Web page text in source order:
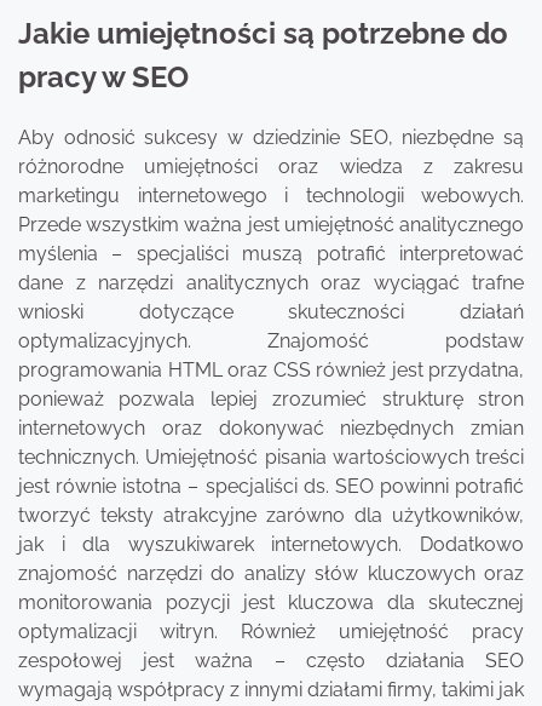
Jakie umiejętności są potrzebne do
pracy w SEO
Aby odnosić sukcesy w dziedzinie SEO, niezbędne są
różnorodne umiejętności oraz wiedza z zakresu
marketingu internetowego i technologii webowych.
Przede wszystkim ważna jest umiejętność analitycznego
myślenia – specjaliści muszą potrafić interpretować
dane z narzędzi analitycznych oraz wyciągać trafne
wnioski dotyczące skuteczności działań
optymalizacyjnych. Znajomość podstaw
programowania HTML oraz CSS również jest przydatna,
ponieważ pozwala lepiej zrozumieć strukturę stron
internetowych oraz dokonywać niezbędnych zmian
technicznych. Umiejętność pisania wartościowych treści
jest równie istotna – specjaliści ds. SEO powinni potrafić
tworzyć teksty atrakcyjne zarówno dla użytkowników,
jak i dla wyszukiwarek internetowych. Dodatkowo
znajomość narzędzi do analizy słów kluczowych oraz
monitorowania pozycji jest kluczowa dla skutecznej
optymalizacji witryn. Również umiejętność pracy
zespołowej jest ważna – często działania SEO
wymagają współpracy z innymi działami firmy, takimi jak